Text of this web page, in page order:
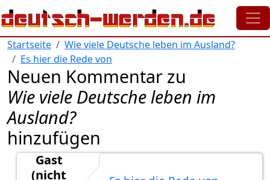
Direkt zum Inhalt
Startseite
Wie viele Deutsche leben im Ausland?
Es hier die Rede von
Neuen Kommentar zu
Wie viele Deutsche leben im
Ausland?
hinzufügen
Gast
(nicht